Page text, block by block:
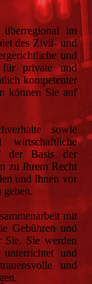
im
des Zivil- und
und
für private und
kompetenter
können Sie auf
sowie
der Basis der
zu Ihrem Recht
und Ihnen vor
geben.
mit
Gebühren und
Sie. Sie werden
unterrichtet und
und